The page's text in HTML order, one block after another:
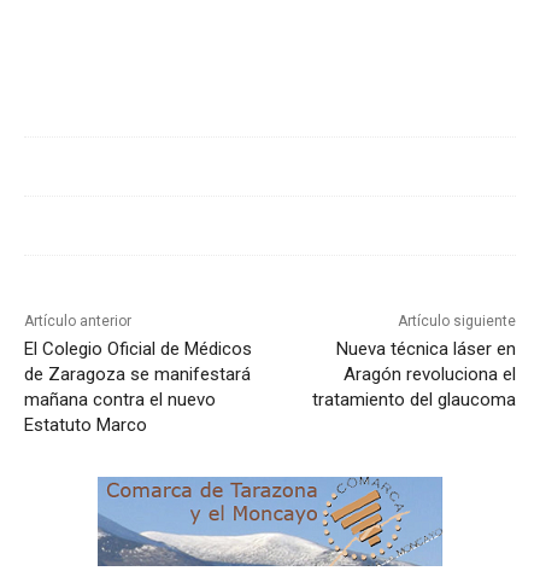
Artículo anterior
El Colegio Oficial de Médicos
de Zaragoza se manifestará
mañana contra el nuevo
Estatuto Marco
Artículo siguiente
Nueva técnica láser en
Aragón revoluciona el
tratamiento del glaucoma